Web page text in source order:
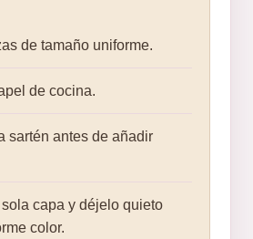
de tamaño uniforme.
de cocina.
sartén antes de añadir
capa y déjelo quieto
color.